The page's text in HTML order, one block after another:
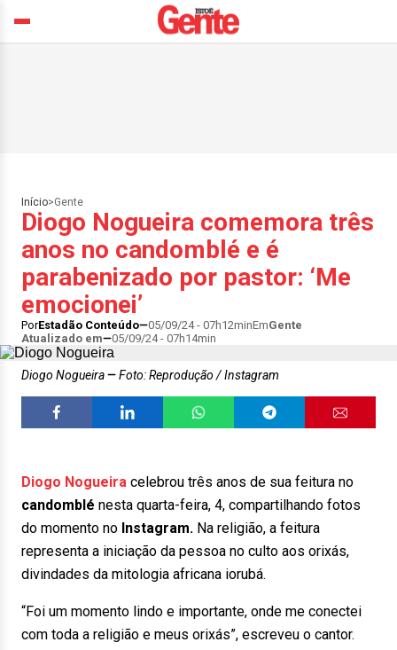
Início>Gente
Diogo Nogueira comemora três
anos no candomblé e é
parabenizado por pastor: ‘Me
emocionei’
PorEstadão Conteúdo 05/09/24 - 07h12minEmGente
Atualizado em
05/09/24 - 07h14min
Diogo Nogueira Foto: Reprodução / Instagram
Diogo Nogueira celebrou três anos de sua feitura no
candomblé nesta quarta-feira, 4, compartilhando fotos
do momento no Instagram. Na religião, a feitura
representa a iniciação da pessoa no culto aos orixás,
divindades da mitologia africana iorubá.
“Foi um momento lindo e importante, onde me conectei
com toda a religião e meus orixás”, escreveu o cantor.